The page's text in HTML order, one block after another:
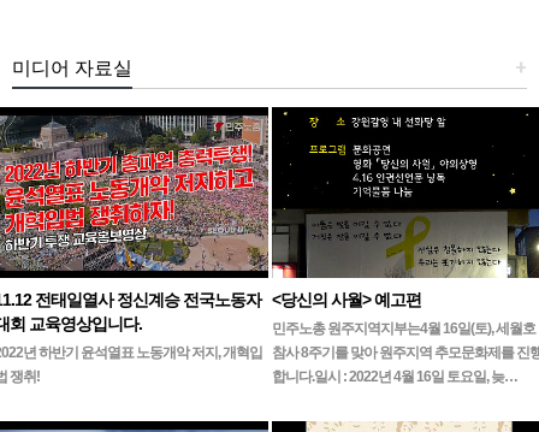
+
미디어 자료실
전태일열사 정신계승 전국노동자
회 교육영상입니다.
년 하반기 윤석열표 노동개악 저지, 개혁입
쟁취!
<당신의 사월> 예고편
민주노총 원주지역지부는4월 16일(토), 세월호
참사 8주기를 맞아 원주지역 추모문화제를 진
합니다.일시 : 2022년 4월 16일 토요일, 늦…